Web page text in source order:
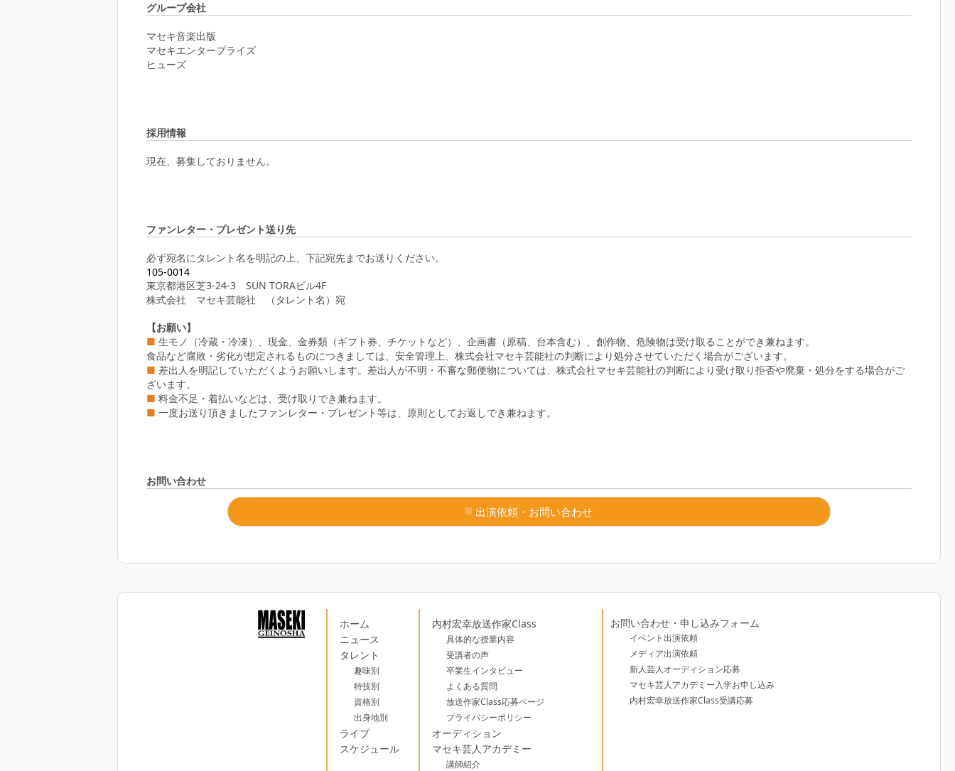
グループ会社
マセキ音楽出版
マセキエンタープライズ
ヒューズ
採用情報
現在、募集しておりません。
ファンレター・プレゼント送り先
必ず宛名にタレント名を明記の上、下記宛先までお送りください。
105-0014
東京都港区芝3-24-3 SUN TORAビル4F
株式会社 マセキ芸能社 （タレント名）宛
【お願い】
■ 生モノ（冷蔵・冷凍）、現金、金券類（ギフト券、チケットなど）、企画書（原稿、台本含む）、創作物、危険物は受け取ることができ兼ねます。
食品など腐敗・劣化が想定されるものにつきましては、安全管理上、株式会社マセキ芸能社の判断により処分させていただく場合がございます。
■ 差出人を明記していただくようお願いします。差出人が不明・不審な郵便物については、株式会社マセキ芸能社の判断により受け取り拒否や廃棄・処分をする場合がご
ざいます。
■ 料金不足・着払いなどは、受け取りでき兼ねます。
■ 一度お送り頂きましたファンレター・プレゼント等は、原則としてお返しでき兼ねます。
お問い合わせ
出演依頼・お問い合わせ
ホーム
ニュース
タレント
趣味別
特技別
資格別
出身地別
ライブ
スケジュール
内村宏幸放送作家Class
具体的な授業内容
受講者の声
卒業生インタビュー
よくある質問
放送作家Class応募ページ
プライバシーポリシー
オーディション
マセキ芸人アカデミー
講師紹介
お問い合わせ・申し込みフォーム
イベント出演依頼
メディア出演依頼
新人芸人オーディション応募
マセキ芸人アカデミー入学お申し込み
内村宏幸放送作家Class受講応募